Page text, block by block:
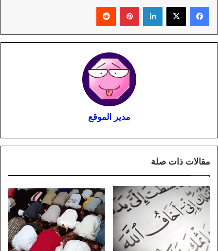
لينكدإن بينتيريست
مدير الموقع
مقالات ذات صلة